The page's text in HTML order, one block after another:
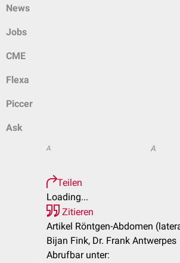
News
Jobs
CME
Flexa
Piccer
Ask
A A
Teilen
Loading...
Zitieren
Artikel Röntgen-Abdomen
Bijan Fink, Dr. Frank Antwerpes
Abrufbar unter: